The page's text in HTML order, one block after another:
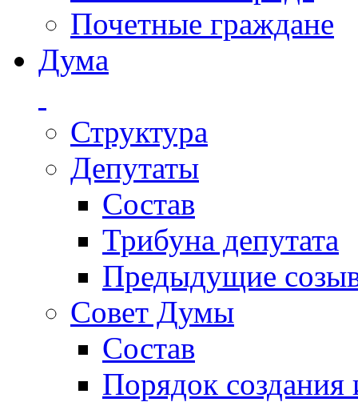
Почетные граждане
Дума
Структура
Депутаты
Состав
Трибуна депутата
Предыдущие
Совет Думы
Состав
Порядок создания